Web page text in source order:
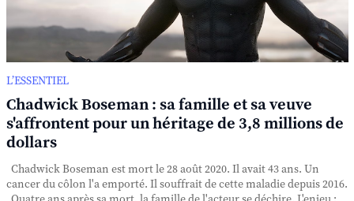
L’ESSENTIEL
Chadwick Boseman : sa famille et sa veuve
s'affrontent pour un héritage de 3,8 millions de
dollars
Chadwick Boseman est mort le 28 août 2020. Il avait 43 ans. Un
cancer du côlon l'a emporté. Il souffrait de cette maladie depuis 2016.